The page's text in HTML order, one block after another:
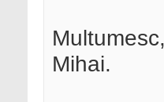
Multumesc,
Mihai.